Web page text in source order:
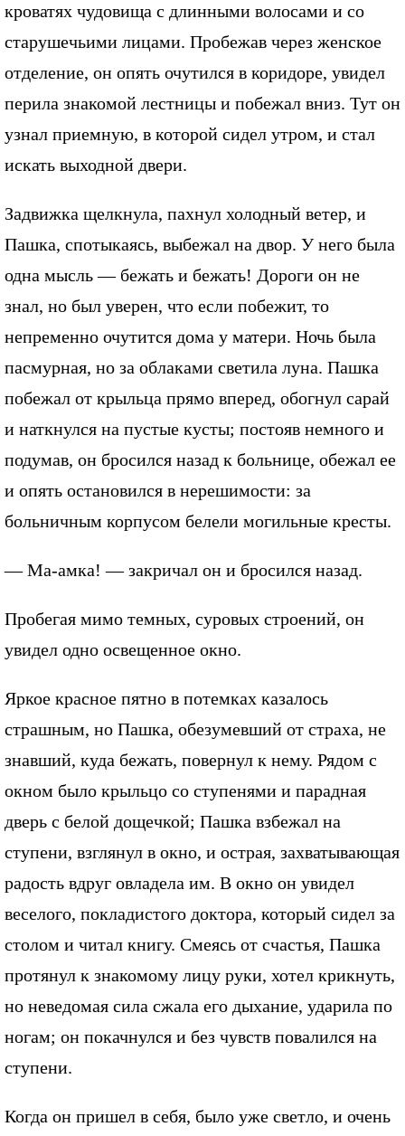
кроватях чудовища с длинными волосами и со
старушечьими лицами. Пробежав через женское
отделение, он опять очутился в коридоре, увидел
перила знакомой лестницы и побежал вниз. Тут он
узнал приемную, в которой сидел утром, и стал
искать выходной двери.
Задвижка щелкнула, пахнул холодный ветер, и
Пашка, спотыкаясь, выбежал на двор. У него была
одна мысль — бежать и бежать! Дороги он не
знал, но был уверен, что если побежит, то
непременно очутится дома у матери. Ночь была
пасмурная, но за облаками светила луна. Пашка
побежал от крыльца прямо вперед, обогнул сарай
и наткнулся на пустые кусты; постояв немного и
подумав, он бросился назад к больнице, обежал ее
и опять остановился в нерешимости: за
больничным корпусом белели могильные кресты.
— Ма-амка! — закричал он и бросился назад.
Пробегая мимо темных, суровых строений, он
увидел одно освещенное окно.
Яркое красное пятно в потемках казалось
страшным, но Пашка, обезумевший от страха, не
знавший, куда бежать, повернул к нему. Рядом с
окном было крыльцо со ступенями и парадная
дверь с белой дощечкой; Пашка взбежал на
ступени, взглянул в окно, и острая, захватывающая
радость вдруг овладела им. В окно он увидел
веселого, покладистого доктора, который сидел за
столом и читал книгу. Смеясь от счастья, Пашка
протянул к знакомому лицу руки, хотел крикнуть,
но неведомая сила сжала его дыхание, ударила по
ногам; он покачнулся и без чувств повалился на
ступени.
Когда он пришел в себя, было уже светло, и очень